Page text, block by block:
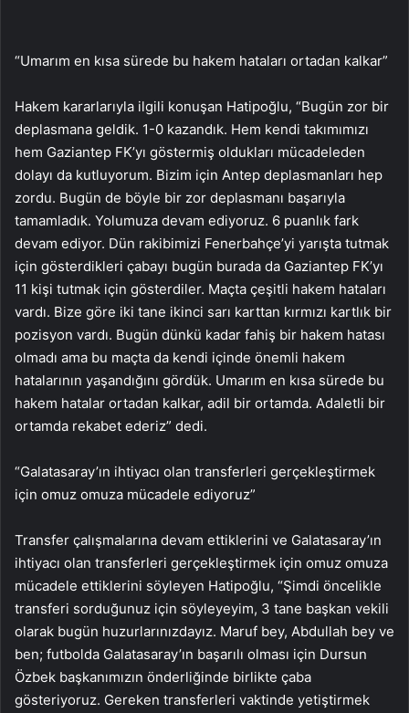
“Umarım en kısa sürede bu hakem hataları ortadan kalkar”
Hakem kararlarıyla ilgili konuşan Hatipoğlu, “Bugün zor bir
deplasmana geldik. 1-0 kazandık. Hem kendi takımımızı
hem Gaziantep FK’yı göstermiş oldukları mücadeleden
dolayı da kutluyorum. Bizim için Antep deplasmanları hep
zordu. Bugün de böyle bir zor deplasmanı başarıyla
tamamladık. Yolumuza devam ediyoruz. 6 puanlık fark
devam ediyor. Dün rakibimizi Fenerbahçe’yi yarışta tutmak
için gösterdikleri çabayı bugün burada da Gaziantep FK’yı
11 kişi tutmak için gösterdiler. Maçta çeşitli hakem hataları
vardı. Bize göre iki tane ikinci sarı karttan kırmızı kartlık bir
pozisyon vardı. Bugün dünkü kadar fahiş bir hakem hatası
olmadı ama bu maçta da kendi içinde önemli hakem
hatalarının yaşandığını gördük. Umarım en kısa sürede bu
hakem hatalar ortadan kalkar, adil bir ortamda. Adaletli bir
ortamda rekabet ederiz” dedi.
“Galatasaray’ın ihtiyacı olan transferleri gerçekleştirmek
için omuz omuza mücadele ediyoruz”
Transfer çalışmalarına devam ettiklerini ve Galatasaray’ın
ihtiyacı olan transferleri gerçekleştirmek için omuz omuza
mücadele ettiklerini söyleyen Hatipoğlu, “Şimdi öncelikle
transferi sorduğunuz için söyleyeyim, 3 tane başkan vekili
olarak bugün huzurlarınızdayız. Maruf bey, Abdullah bey ve
ben; futbolda Galatasaray’ın başarılı olması için Dursun
Özbek başkanımızın önderliğinde birlikte çaba
gösteriyoruz. Gereken transferleri vaktinde yetiştirmek